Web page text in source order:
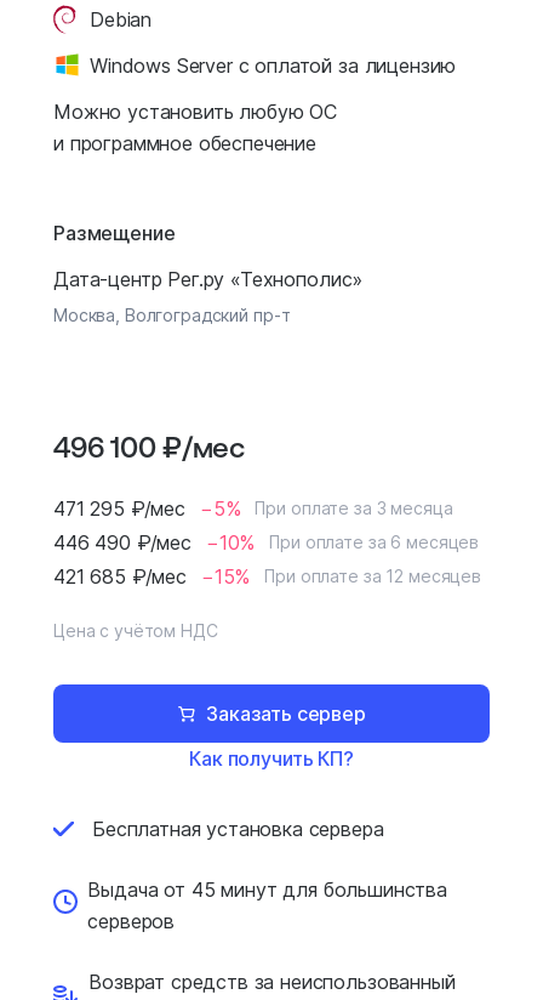
Debian
Windows Server с оплатой за лицензию
Можно установить любую ОС
и программное обеспечение
Размещение
Дата-центр Рег.ру «Технополис»
Москва, Волгоградский пр-т
496 100₽/мес
471 295 ₽/мес −5% При оплате за 3 месяца
446 490 ₽/мес −10% При оплате за 6 месяцев
421 685 ₽/мес −15% При оплате за 12 месяцев
Цена с учётом НДС
Заказать сервер
Как получить КП?
Бесплатная установка сервера
Выдача от 45 минут для большинства
серверов
Возврат средств занеиспользованный